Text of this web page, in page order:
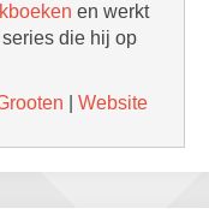
en werkt
die hij op
Website